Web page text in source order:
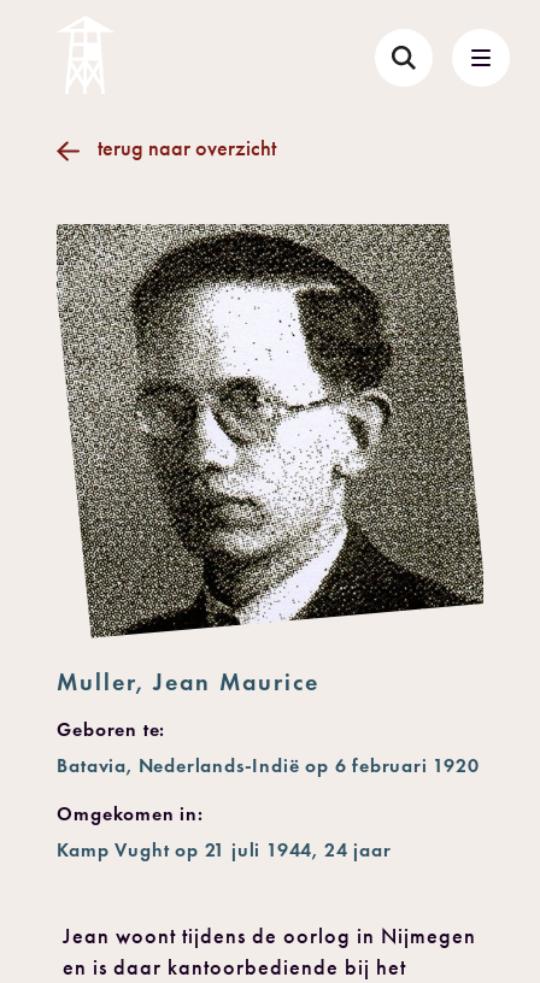
terug naar overzicht
Muller, Jean Maurice
Geboren te:
Batavia, Nederlands-Indië op 6 februari 1920
Omgekomen in:
Kamp Vught op 21 juli 1944, 24 jaar
Jean woont tijdens de oorlog in Nijmegen
en is daar kantoorbediende bij het